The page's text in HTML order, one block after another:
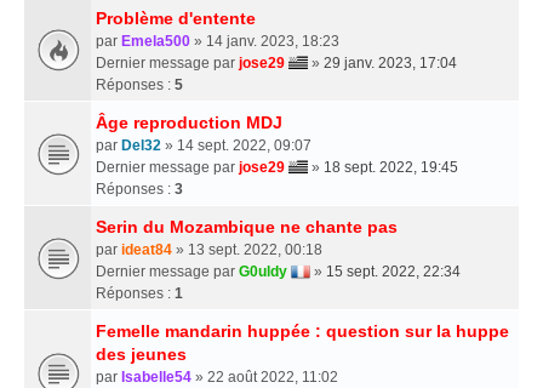
Problème d'entente
par Emela500 » 14 janv. 2023, 18:23
Dernier message par jose29 » 29 janv. 2023, 17:04
Réponses : 5
Âge reproduction MDJ
par Del32 » 14 sept. 2022, 09:07
Dernier message par jose29 » 18 sept. 2022, 19:45
Réponses : 3
Serin du Mozambique ne chante pas
par ideat84 » 13 sept. 2022, 00:18
Dernier message par G0uldy » 15 sept. 2022, 22:34
Réponses : 1
Femelle mandarin huppée : question sur la huppe
des jeunes
par Isabelle54 » 22 août 2022, 11:02